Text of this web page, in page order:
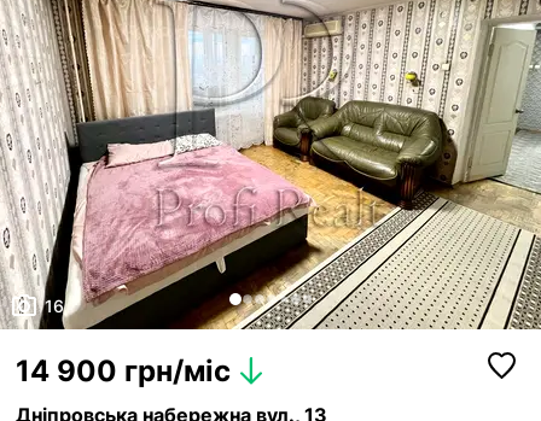
16
14 900 грн/міс
Дніпровська набережна вул., 13